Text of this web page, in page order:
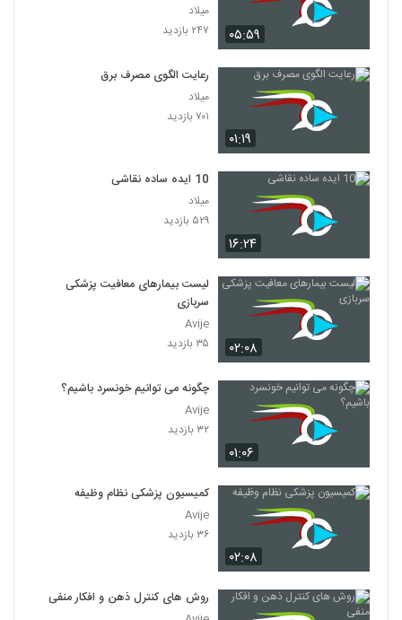
۰۵:۵۹
میلاد
۲۴۷ بازدید
۰۱:۱۹
رعایت الگوی مصرف برق
میلاد
۷۰۱ بازدید
۱۶:۲۴
10 ایده ساده نقاشی
میلاد
۵۲۹ بازدید
۰۲:۰۸
لیست بیمارهای معافیت پزشکی
سربازی
Avije
۳۵ بازدید
۰۱:۰۶
چگونه می توانیم خونسرد باشیم؟
Avije
۳۲ بازدید
۰۲:۰۸
کمیسیون پزشکی نظام وظیفه
Avije
۳۶ بازدید
روش های کنترل ذهن و افکار منفی